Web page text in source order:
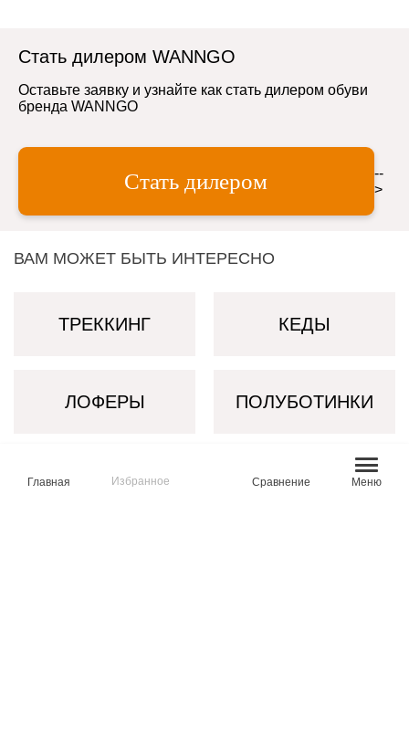
Стать дилером WANNGO
Оставьте заявку и узнайте как стать дилером обуви
бренда WANNGO
Стать дилером
--
>
ВАМ МОЖЕТ БЫТЬ ИНТЕРЕСНО
ТРЕККИНГ КЕДЫ
ЛОФЕРЫ ПОЛУБОТИНКИ
КРОССОВКИ БОТИНКИ
Главная Избранное Сравнение Меню